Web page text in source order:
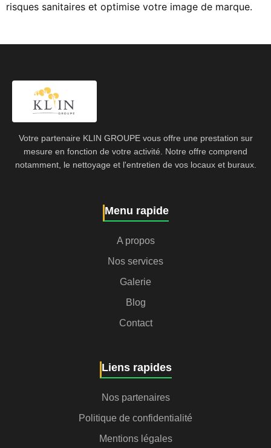
risques sanitaires et optimise votre image de marque.
Votre partenaire KLIN GROUPE vous offre une prestation sur
mesure en fonction de votre activité. Notre offre comprend
notamment, le nettoyage et l'entretien de vos locaux et buraux.
Menu rapide
A propos
Nos services
Galerie
Blog
Contact
Liens rapides
Nos partenaires
Politique de confidentialité
Mentions légales